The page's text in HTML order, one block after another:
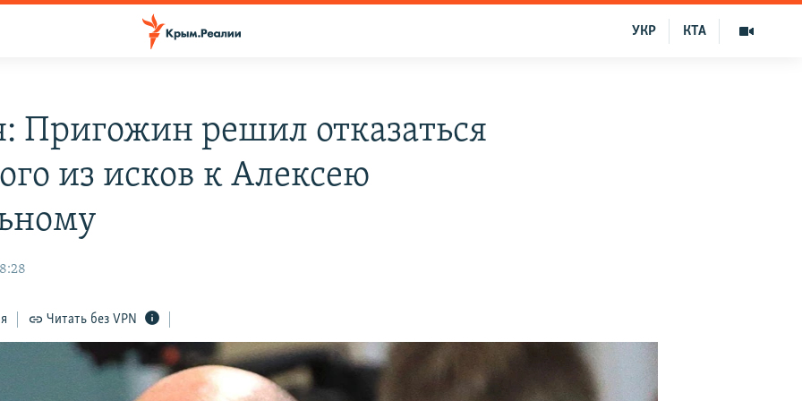
КТА
УКР
Пригожин решил отказаться
из исков к Алексею
Читать без VPN